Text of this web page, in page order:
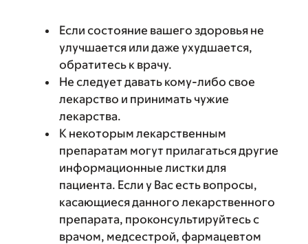
Если состояние вашего здоровья не
улучшается или даже ухудшается,
обратитесь к врачу.
Не следует давать кому-либо свое
лекарство и принимать чужие
лекарства.
К некоторым лекарственным
препаратам могут прилагаться другие
информационные листки для
пациента. Если у Вас есть вопросы,
касающиеся данного лекарственного
препарата, проконсультируйтесь с
врачом, медсестрой, фармацевтом